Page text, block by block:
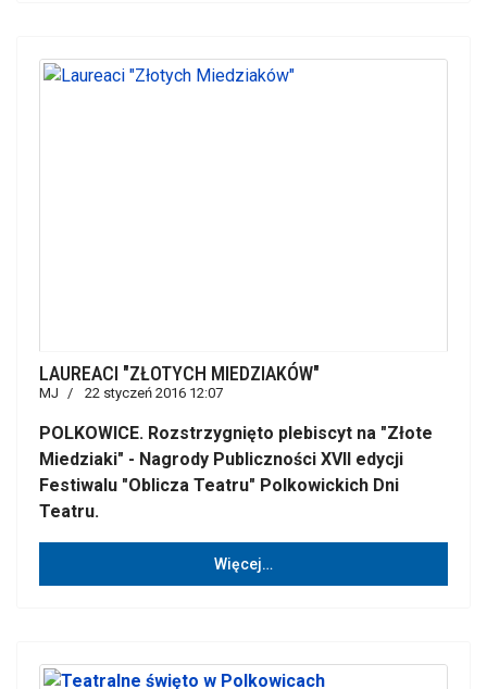
LAUREACI "ZŁOTYCH MIEDZIAKÓW"
MJ 22 styczeń 2016 12:07
POLKOWICE. Rozstrzygnięto plebiscyt na "Złote
Miedziaki" - Nagrody Publiczności XVII edycji
Festiwalu "Oblicza Teatru" Polkowickich Dni
Teatru.
Więcej…